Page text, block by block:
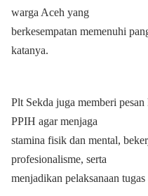
warga Aceh yang
berkesempatan memenuhi
katanya.
Plt Sekda juga memberi
PPIH agar menjaga
stamina fisik dan mental,
profesionalisme, serta
menjadikan pelaksanaan tugas